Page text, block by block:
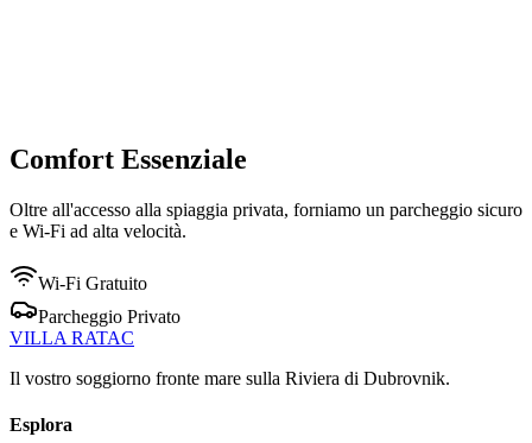
Comfort Essenziale
Oltre all'accesso alla spiaggia privata, forniamo un parcheggio sicuro
e Wi-Fi ad alta velocità.
Wi-Fi Gratuito
Parcheggio Privato
VILLA RATAC
Il vostro soggiorno fronte mare sulla Riviera di Dubrovnik.
Esplora